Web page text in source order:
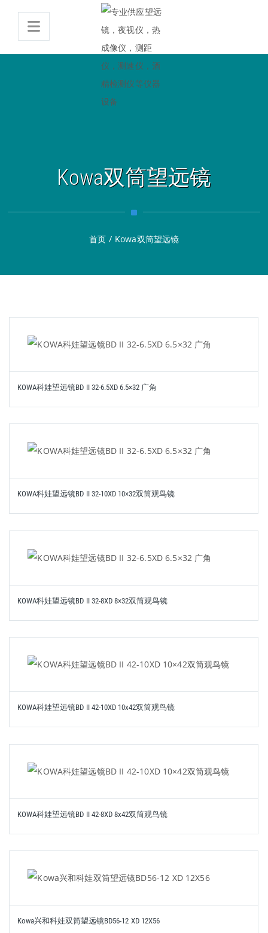
Kowa双筒望远镜
首页 / Kowa双筒望远镜
KOWA科娃望远镜BD II 32-6.5XD 6.5×32 广角
KOWA科娃望远镜BD II 32-10XD 10×32双筒观鸟镜
KOWA科娃望远镜BD II 32-8XD 8×32双筒观鸟镜
KOWA科娃望远镜BD II 42-10XD 10x42双筒观鸟镜
KOWA科娃望远镜BD II 42-8XD 8x42双筒观鸟镜
Kowa兴和科娃双筒望远镜BD56-12 XD 12X56